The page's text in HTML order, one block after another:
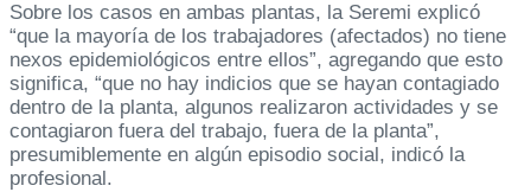
Sobre los casos en ambas plantas, la Seremi explicó
“que la mayoría de los trabajadores (afectados) no tiene
nexos epidemiológicos entre ellos”, agregando que esto
significa, “que no hay indicios que se hayan contagiado
dentro de la planta, algunos realizaron actividades y se
contagiaron fuera del trabajo, fuera de la planta”,
presumiblemente en algún episodio social, indicó la
profesional.